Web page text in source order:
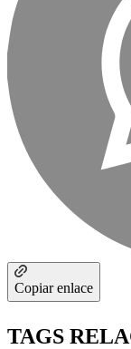
Copiar enlace
TAGS